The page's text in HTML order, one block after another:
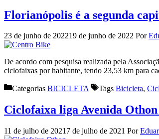
Florianópolis é a segunda
23 de junho de 202219 de junho de 2022 Por
De acordo com pesquisa realizada pela
ciclofaixas por habitante, tendo 23,53 km para
Categorias BICICLETA Tags Bicicleta,
Ciclofaixa liga Avenida
11 de julho de 2021 7 de julho de 2021 Por